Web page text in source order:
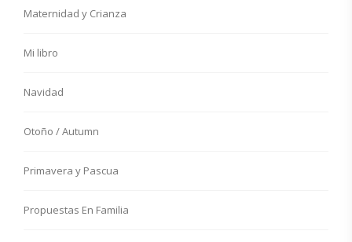
Maternidad y Crianza
Mi libro
Navidad
Otoño / Autumn
Primavera y Pascua
Propuestas En Familia